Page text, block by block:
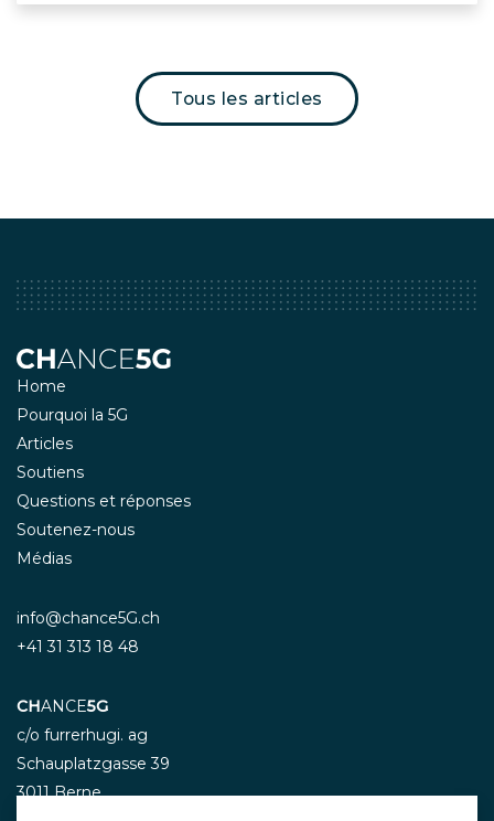
Tous les articles
Home
Pourquoi la 5G
Articles
Soutiens
Questions et réponses
Soutenez-nous
Médias
info@chance5G.ch
+41 31 313 18 48
CHANCE5G
c/o furrerhugi. ag
Schauplatzgasse 39
3011 Berne